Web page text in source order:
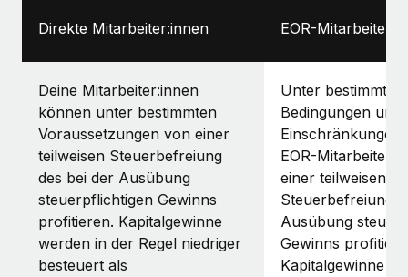
Direkte Mitarbeiter:innen EOR-
Deine Mitarbeiter:innen
können unter bestimmten
Voraussetzungen von einer
teilweisen Steuerbefreiung
des bei der Ausübung
steuerpflichtigen Gewinns
profitieren. Kapitalgewinne
werden in der Regel niedriger
besteuert als
Unter bestimmten
Bedingungen und
Einschränkungen
EOR-
einer teilweisen
Steuerbefreiung
Ausübung
Gewinns
Kapitalgewinne